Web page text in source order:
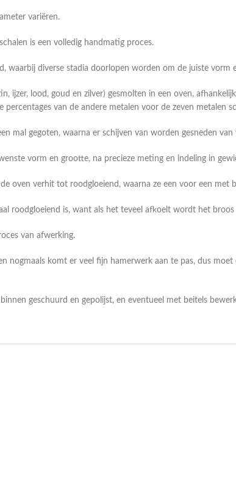
variëren.
is een volledig handmatig proces.
waarbij diverse stadia doorlopen worden om de juiste vorm
ijzer, lood, goud en zilver) gesmolten in een oven,
van de andere metalen voor de zeven metalen
mal gegoten, waarna er schijven van worden gesneden
vorm en grootte, na precieze meting en indeling in
oven verhit tot roodgloeiend, waarna ze een voor een
roodgloeiend is, want als het teveel afkoelt wordt het
van afwerking.
nogmaals komt er veel fijn hamerwerk aan te pas, dus
geschuurd en gepolijst, en eventueel met beitels